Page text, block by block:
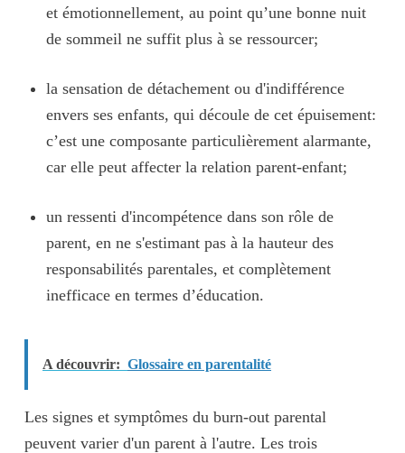
et émotionnellement, au point qu’une bonne nuit
de sommeil ne suffit plus à se ressourcer;
la sensation de détachement ou d'indifférence
envers ses enfants, qui découle de cet épuisement:
c’est une composante particulièrement alarmante,
car elle peut affecter la relation parent-enfant;
un ressenti d'incompétence dans son rôle de
parent, en ne s'estimant pas à la hauteur des
responsabilités parentales, et complètement
inefficace en termes d’éducation.
A découvrir: Glossaire en parentalité
Les signes et symptômes du burn-out parental
peuvent varier d'un parent à l'autre. Les trois